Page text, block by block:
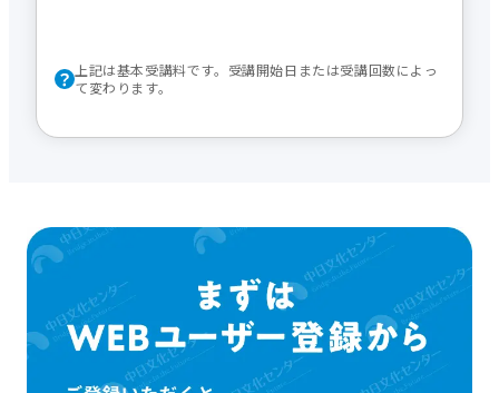
上記は基本受講料です。受講開始日または受講回数によっ
て変わります。